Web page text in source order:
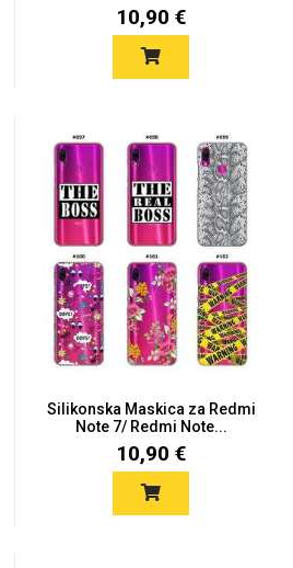
10,90 €
Silikonska Maskica za Redmi
Note 7/ Redmi Note...
10,90 €